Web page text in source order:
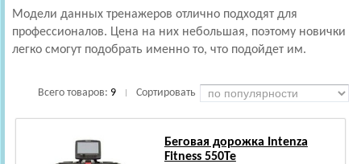
Модели данных тренажеров отлично подходят для
профессионалов. Цена на них небольшая, поэтому новички
легко смогут подобрать именно то, что подойдет им.
Всего товаров: 9 Сортировать
Беговая дорожка Intenza
Fitness 550Te